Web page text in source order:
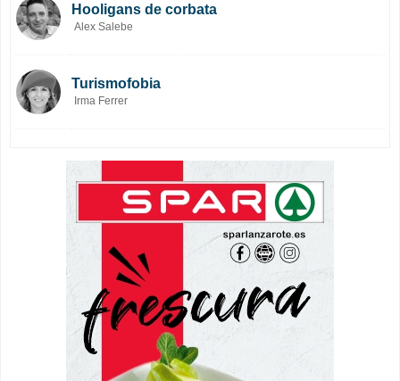
Hooligans de corbata
Alex Salebe
Turismofobia
Irma Ferrer